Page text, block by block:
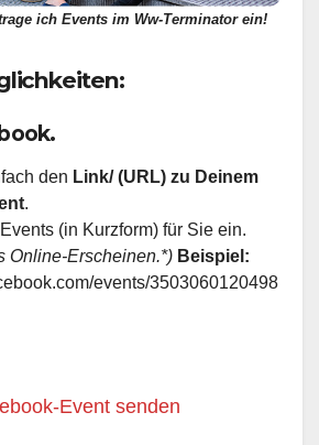
ich Events im Ww-Terminator ein!
den Link/ (URL) zu Deinem
.
(in Kurzform) für Sie ein.
Online-Erscheinen.*) Beispiel:
events/3503060120498
Event senden